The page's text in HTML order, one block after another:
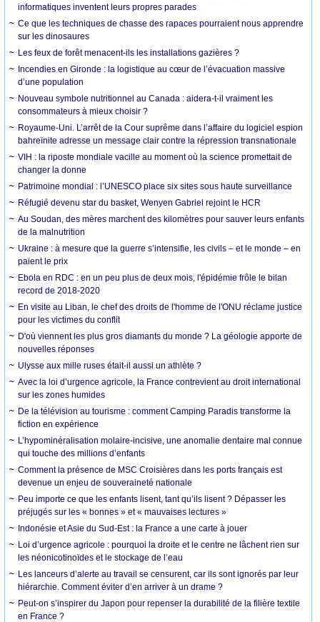
informatiques inventent leurs propres parades
Ce que les techniques de chasse des rapaces pourraient nous apprendre
sur les dinosaures
Les feux de forêt menacent-ils les installations gazières ?
Incendies en Gironde : la logistique au cœur de l’évacuation massive
d’une population
Nouveau symbole nutritionnel au Canada : aidera-t-il vraiment les
consommateurs à mieux choisir ?
Royaume-Uni. L’arrêt de la Cour suprême dans l’affaire du logiciel espion
bahreïnite adresse un message clair contre la répression transnationale
VIH : la riposte mondiale vacille au moment où la science promettait de
changer la donne
Patrimoine mondial : l’UNESCO place six sites sous haute surveillance
Réfugié devenu star du basket, Wenyen Gabriel rejoint le HCR
Au Soudan, des mères marchent des kilomètres pour sauver leurs enfants
de la malnutrition
Ukraine : à mesure que la guerre s’intensifie, les civils – et le monde – en
paient le prix
Ebola en RDC : en un peu plus de deux mois, l'épidémie frôle le bilan
record de 2018-2020
En visite au Liban, le chef des droits de l'homme de l'ONU réclame justice
pour les victimes du conflit
D'où viennent les plus gros diamants du monde ? La géologie apporte de
nouvelles réponses
Ulysse aux mille ruses était-il aussi un athlète ?
Avec la loi d’urgence agricole, la France contrevient au droit international
sur les zones humides
De la télévision au tourisme : comment Camping Paradis transforme la
fiction en expérience
L’hypominéralisation molaire-incisive, une anomalie dentaire mal connue
qui touche des millions d’enfants
Comment la présence de MSC Croisières dans les ports français est
devenue un enjeu de souveraineté nationale
Peu importe ce que les enfants lisent, tant qu’ils lisent ? Dépasser les
préjugés sur les « bonnes » et « mauvaises lectures »
Indonésie et Asie du Sud-Est : la France a une carte à jouer
Loi d’urgence agricole : pourquoi la droite et le centre ne lâchent rien sur
les néonicotinoïdes et le stockage de l’eau
Les lanceurs d’alerte au travail se censurent, car ils sont ignorés par leur
hiérarchie. Comment éviter d’en arriver à un drame ?
Peut-on s’inspirer du Japon pour repenser la durabilité de la filière textile
en France ?